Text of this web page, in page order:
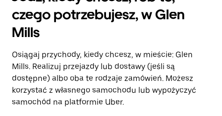
czego potrzebujesz, w Glen
Mills
Osiągaj przychody, kiedy chcesz, w mieście: Glen
Mills. Realizuj przejazdy lub dostawy (jeśli są
dostępne) albo oba te rodzaje zamówień. Możesz
korzystać z własnego samochodu lub wypożyczyć
samochód na platformie Uber.